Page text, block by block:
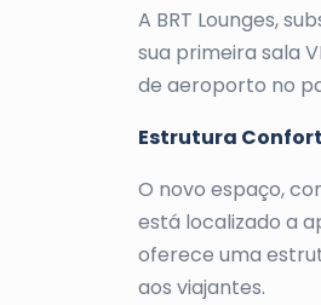
A BRT Lounges,
sua primeira sala
de aeroporto no
Estrutura
O novo espaço,
está localizado a
oferece uma
aos viajantes.